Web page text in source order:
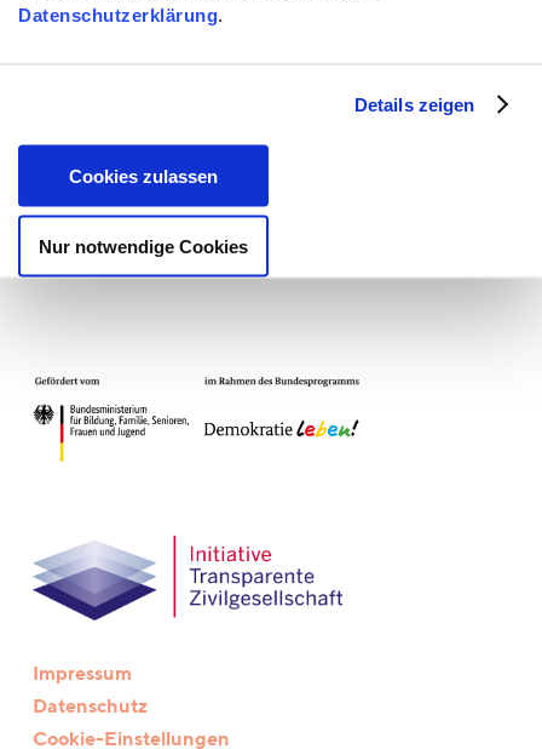
Datenschutzerklärung
Details zeigen
Cookies zulassen
Nur notwendige Cookies
Impressum
Datenschutz
Cookie-Einstellungen